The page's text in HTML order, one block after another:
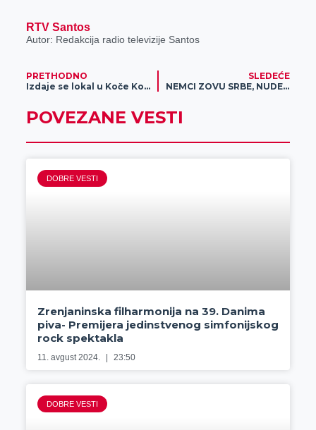
RTV Santos
Autor: Redakcija radio televizije Santos
PRETHODNO
Izdaje se lokal u Koče Kolarovoj
SLEDEĆE
NEMCI ZOVU SRBE, NUDE BOGATO PLAĆEN POSAO: Ne treba vam obrazovanje, a ni nemački! OVO SU POSLOVI KOJE NUDE
POVEZANE VESTI
DOBRE VESTI
Zrenjaninska filharmonija na 39. Danima
piva- Premijera jedinstvenog simfonijskog
rock spektakla
11. avgust 2024. 23:50
DOBRE VESTI